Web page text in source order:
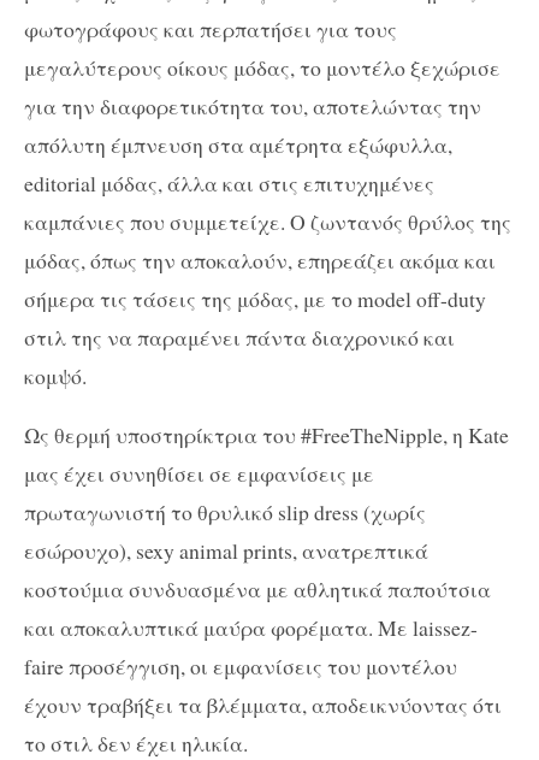
φωτογράφους και περπατήσει για τους
μεγαλύτερους οίκους μόδας, το μοντέλο ξεχώρισε
για την διαφορετικότητα του, αποτελώντας την
απόλυτη έμπνευση στα αμέτρητα εξώφυλλα,
editorial μόδας, άλλα και στις επιτυχημένες
καμπάνιες που συμμετείχε. Ο ζωντανός θρύλος της
μόδας, όπως την αποκαλούν, επηρεάζει ακόμα και
σήμερα τις τάσεις της μόδας, με το model off-duty
στιλ της να παραμένει πάντα διαχρονικό και
κομψό.
Ως θερμή υποστηρίκτρια του #FreeTheNipple, η Kate
μας έχει συνηθίσει σε εμφανίσεις με
πρωταγωνιστή το θρυλικό slip dress (χωρίς
εσώρουχο), sexy animal prints, ανατρεπτικά
κοστούμια συνδυασμένα με αθλητικά παπούτσια
και αποκαλυπτικά μαύρα φορέματα. Με laissez-
faire προσέγγιση, οι εμφανίσεις του μοντέλου
έχουν τραβήξει τα βλέμματα, αποδεικνύοντας ότι
το στιλ δεν έχει ηλικία.